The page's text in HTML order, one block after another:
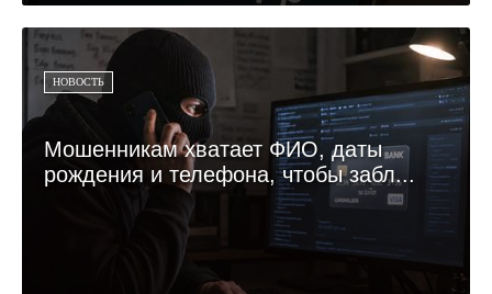
НОВОСТЬ
Мошенникам хватает ФИО, даты
рождения и телефона, чтобы забл...